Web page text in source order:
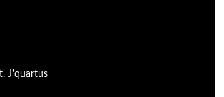
J'quartus